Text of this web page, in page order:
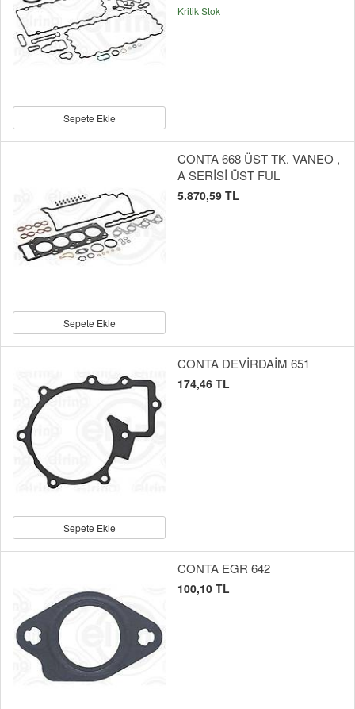
Sepete Ekle
Kritik Stok
Sepete Ekle
CONTA 668 ÜST TK. VANEO ,
A SERİSİ ÜST FUL
5.870,59 TL
Sepete Ekle
CONTA DEVİRDAİM 651
174,46 TL
CONTA EGR 642
100,10 TL